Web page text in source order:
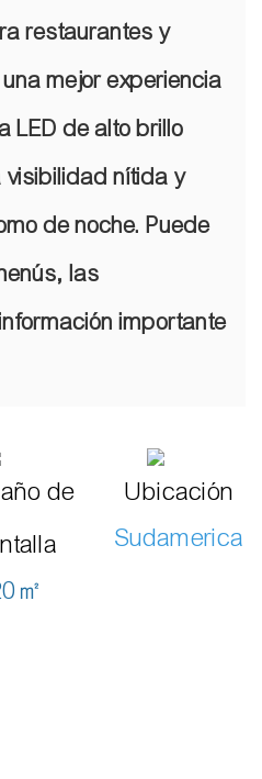
restaurantes y
mejor experiencia
LED de alto brillo
nítida y
de noche. Puede
las
importante
de
㎡
Ubicación
Sudamerica